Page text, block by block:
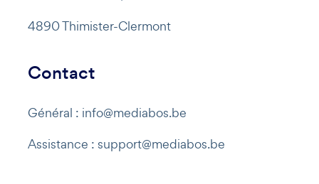
4890 Thimister-Clermont
Contact
Général : info@mediabos.be
Assistance : support@mediabos.be